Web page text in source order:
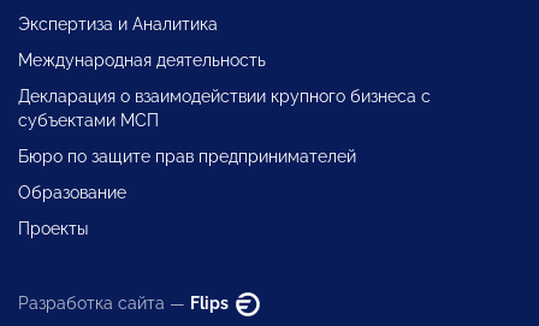
Экспертиза и Аналитика
Международная деятельность
Декларация о взаимодействии крупного бизнеса с
субъектами МСП
Бюро по защите прав предпринимателей
Образование
Проекты
Разработка сайта — Flips